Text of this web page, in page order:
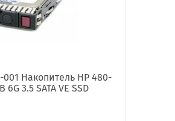
001 Накопитель HP 480-
6G 3.5 SATA VE SSD